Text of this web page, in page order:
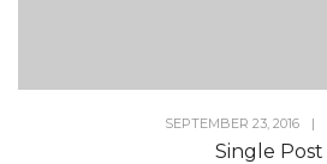
SEPTEMBER 23, 2016 |
Single Post